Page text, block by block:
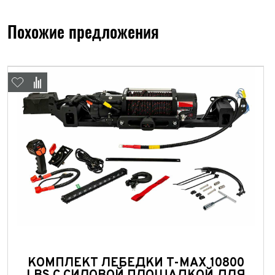
Похожие предложения
КОМПЛЕКТ ЛЕБЕДКИ T-MAX 10800
ФИО*